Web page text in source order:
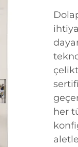
her